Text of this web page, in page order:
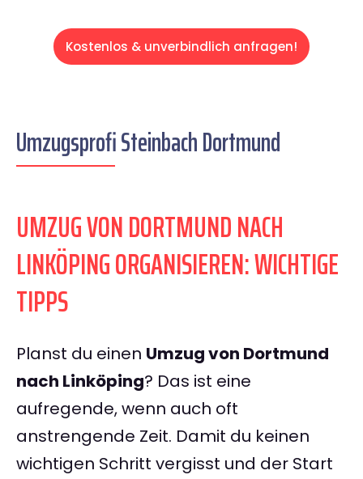
Kostenlos & unverbindlich anfragen!
Umzugsprofi Steinbach Dortmund
UMZUG VON DORTMUND NACH
LINKÖPING ORGANISIEREN: WICHTIGE
TIPPS
Planst du einen Umzug von Dortmund
nach Linköping? Das ist eine
aufregende, wenn auch oft
anstrengende Zeit. Damit du keinen
wichtigen Schritt vergisst und der Start